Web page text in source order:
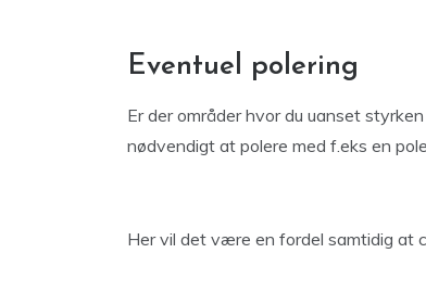
Eventuel polering
Er der områder hvor du uanset
nødvendigt at polere med f.eks en
Her vil det være en fordel samtidig